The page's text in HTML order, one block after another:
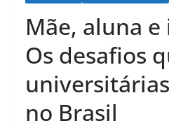
Mãe, aluna
Os desafios
no Brasil